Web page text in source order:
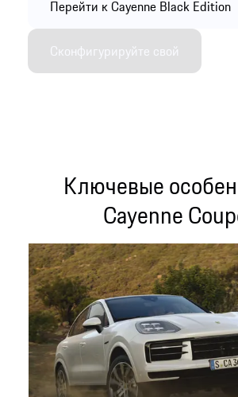
Перейти к Cayenne Black Edition
Сконфигурируйте свой
Ключевые
Cayenne